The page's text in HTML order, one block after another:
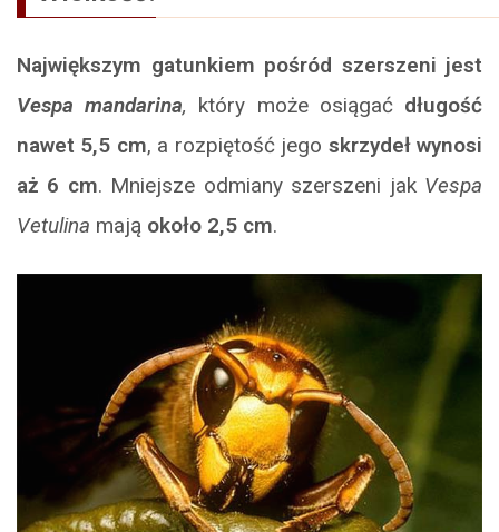
Największym gatunkiem pośród szerszeni jest
Vespa mandarina, który może osiągać długość
nawet 5,5 cm, a rozpiętość jego skrzydeł wynosi
aż 6 cm. Mniejsze odmiany szerszeni jak Vespa
Vetulina mają około 2,5 cm.